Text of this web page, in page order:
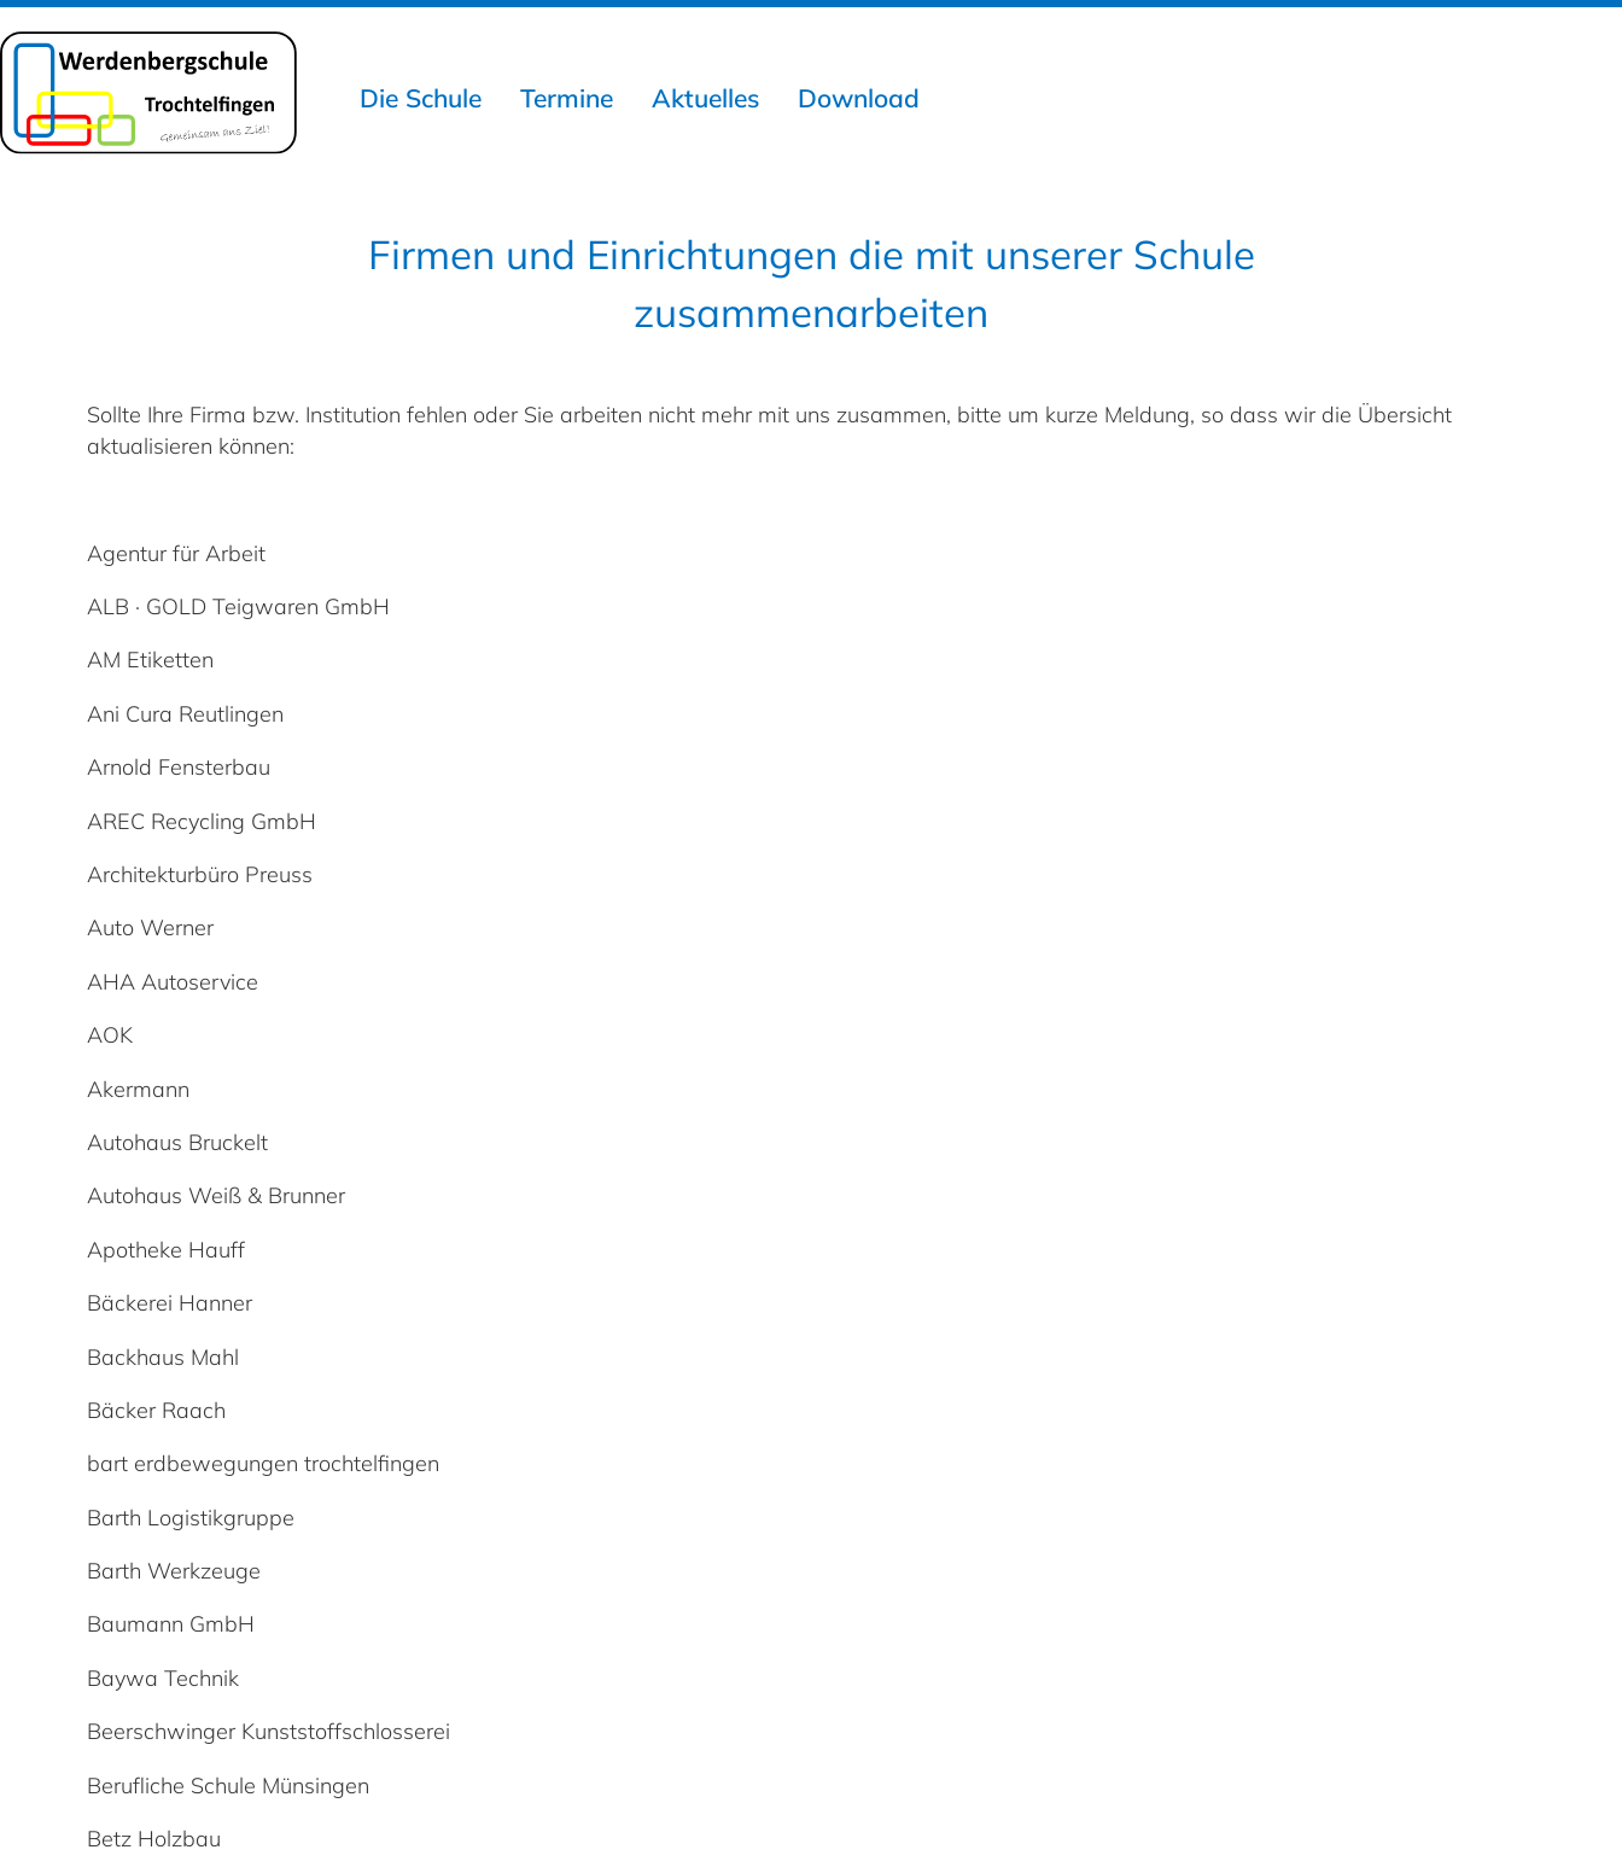
Die Schule Termine Aktuelles Download
Firmen und Einrichtungen die mit unserer Schule
zusammenarbeiten
Sollte Ihre Firma bzw. Institution fehlen oder Sie arbeiten nicht mehr mit uns zusammen, bitte um kurze Meldung, so dass wir die Übersicht
aktualisieren können:
Agentur für Arbeit
ALB · GOLD Teigwaren GmbH
AM Etiketten
Ani Cura Reutlingen
Arnold Fensterbau
AREC Recycling GmbH
Architekturbüro Preuss
Auto Werner
AHA Autoservice
AOK
Akermann
Autohaus Bruckelt
Autohaus Weiß & Brunner
Apotheke Hauff
Bäckerei Hanner
Backhaus Mahl
Bäcker Raach
bart erdbewegungen trochtelfingen
Barth Logistikgruppe
Barth Werkzeuge
Baumann GmbH
Baywa Technik
Beerschwinger Kunststoffschlosserei
Berufliche Schule Münsingen
Betz Holzbau